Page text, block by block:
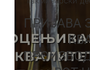
ПРИЈАВА